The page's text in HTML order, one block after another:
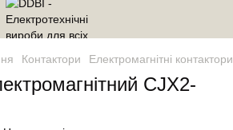
Контактори Електромагнітні контактори
CJX2-